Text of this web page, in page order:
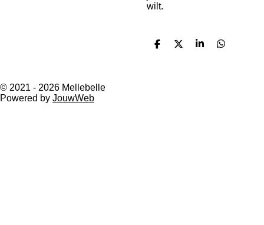
wilt.
D
D
S
D
© 2021 - 2026 Mellebelle
Powered by JouwWeb